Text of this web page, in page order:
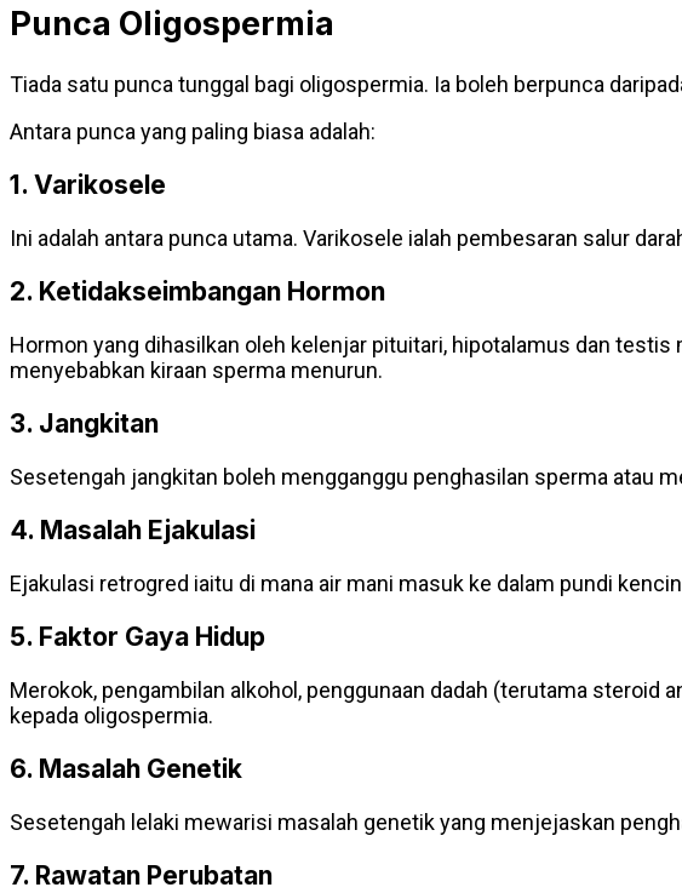
Punca Oligospermia
Tiada satu punca tunggal bagi oligospermia. Ia boleh berpunca
Antara punca yang paling biasa adalah:
1. Varikosele
Ini adalah antara punca utama. Varikosele ialah pembesaran salur
2. Ketidakseimbangan Hormon
Hormon yang dihasilkan oleh kelenjar pituitari, hipotalamus dan
menyebabkan kiraan sperma menurun.
3. Jangkitan
Sesetengah jangkitan boleh mengganggu penghasilan sperma atau
4. Masalah Ejakulasi
Ejakulasi retrogred iaitu di mana air mani masuk ke dalam pundi
5. Faktor Gaya Hidup
Merokok, pengambilan alkohol, penggunaan dadah (terutama steroid
kepada oligospermia.
6. Masalah Genetik
Sesetengah lelaki mewarisi masalah genetik yang menjejaskan
7. Rawatan Perubatan